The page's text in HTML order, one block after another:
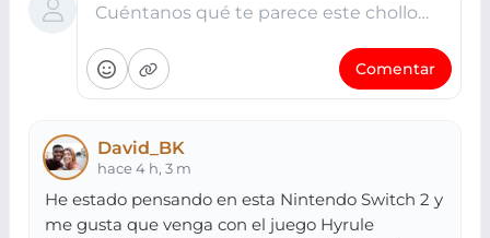
Cuéntanos qué te parece este chollo…
Comentar
David_BK
hace 4 h, 3 m
He estado pensando en esta Nintendo Switch 2 y
me gusta que venga con el juego Hyrule